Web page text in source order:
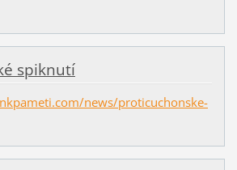
spiknutí
news/proticuchonske-